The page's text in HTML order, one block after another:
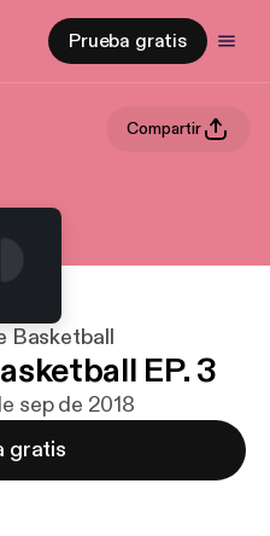
Prueba gratis
Compartir
Basketball
EP. 3
sep de 2018
gratis